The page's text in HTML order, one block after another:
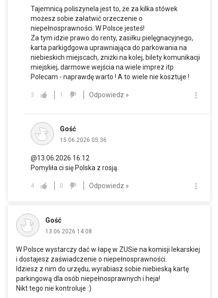
Tajemnicą poliszynela jest to, że za kilka stówek
możesz sobie załatwić orzeczenie o
niepełnosprawności. W Polsce jesteś!
Za tym idzie prawo do renty, zasiłku pielęgnacyjnego,
karta parkigdgowa uprawniająca do parkowania na
niebieskich miejscach, zniżki na kolej, bilety komunikacji
miejskiej, darmowe wejścia na wiele imprez itp.
Polecam - naprawdę warto ! A to wiele nie kosztuje !
3 1 Odpowiedz »
Gość
15.06.2026 05:36
@13.06.2026 16:12
Pomyliła ci się Polska z rosją.
4 0 Odpowiedz »
Gość
13.06.2026 14:08
W Polsce wystarczy dać w łapę w ZUSie na komisji lekarskiej
i dostajesz zaświadczenie o niepełnosprawności.
Idziesz z nim do urzędu, wyrabiasz sobie niebieską kartę
parkingową dla osób niepełnosprawnych i heja!
Nikt tego nie kontroluje :)